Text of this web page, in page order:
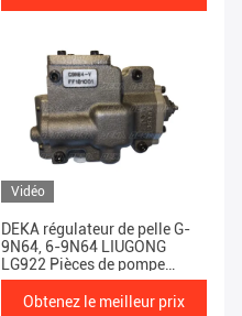
Vidéo
DEKA régulateur de pelle G-
9N64, 6-9N64 LIUGONG
LG922 Pièces de pompe
hydraulique
Obtenez le meilleur prix